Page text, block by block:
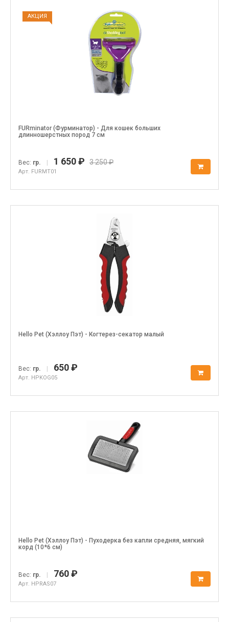
АКЦИЯ
FURminator (Фурминатор) - Для кошек больших
длинношерстных пород 7 см
Вес: гр. | 1 650 ₽ 3 250 ₽
Арт. FURMT01
Hello Pet (Хэллоу Пэт) - Когтерез-секатор малый
Вес: гр. | 650 ₽
Арт. HPKOG05
Hello Pet (Хэллоу Пэт) - Пуходерка без капли средняя, мягкий
корд (10*6 см)
Вес: гр. | 760 ₽
Арт. HPRAS07